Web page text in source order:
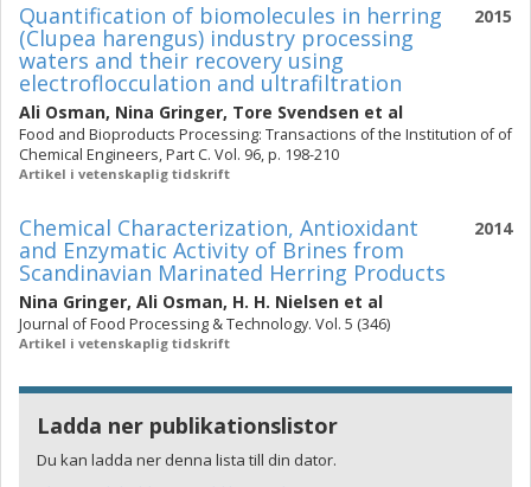
2015
Quantification of biomolecules in herring
(Clupea harengus) industry processing
waters and their recovery using
electroflocculation and ultrafiltration
Ali Osman, Nina Gringer, Tore Svendsen et al
Food and Bioproducts Processing: Transactions of the Institution of of
Chemical Engineers, Part C. Vol. 96, p. 198-210
Artikel i vetenskaplig tidskrift
2014
Chemical Characterization, Antioxidant
and Enzymatic Activity of Brines from
Scandinavian Marinated Herring Products
Nina Gringer, Ali Osman, H. H. Nielsen et al
Journal of Food Processing & Technology. Vol. 5 (346)
Artikel i vetenskaplig tidskrift
Ladda ner publikationslistor
Du kan ladda ner denna lista till din dator.